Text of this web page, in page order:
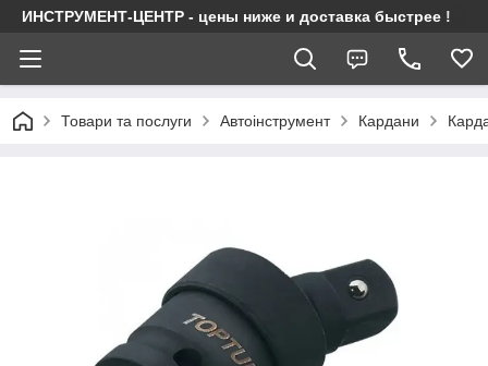
ИНСТРУМЕНТ-ЦЕНТР - цены ниже и доставка быстрее !
Товари та послуги Автоінструмент Кардани